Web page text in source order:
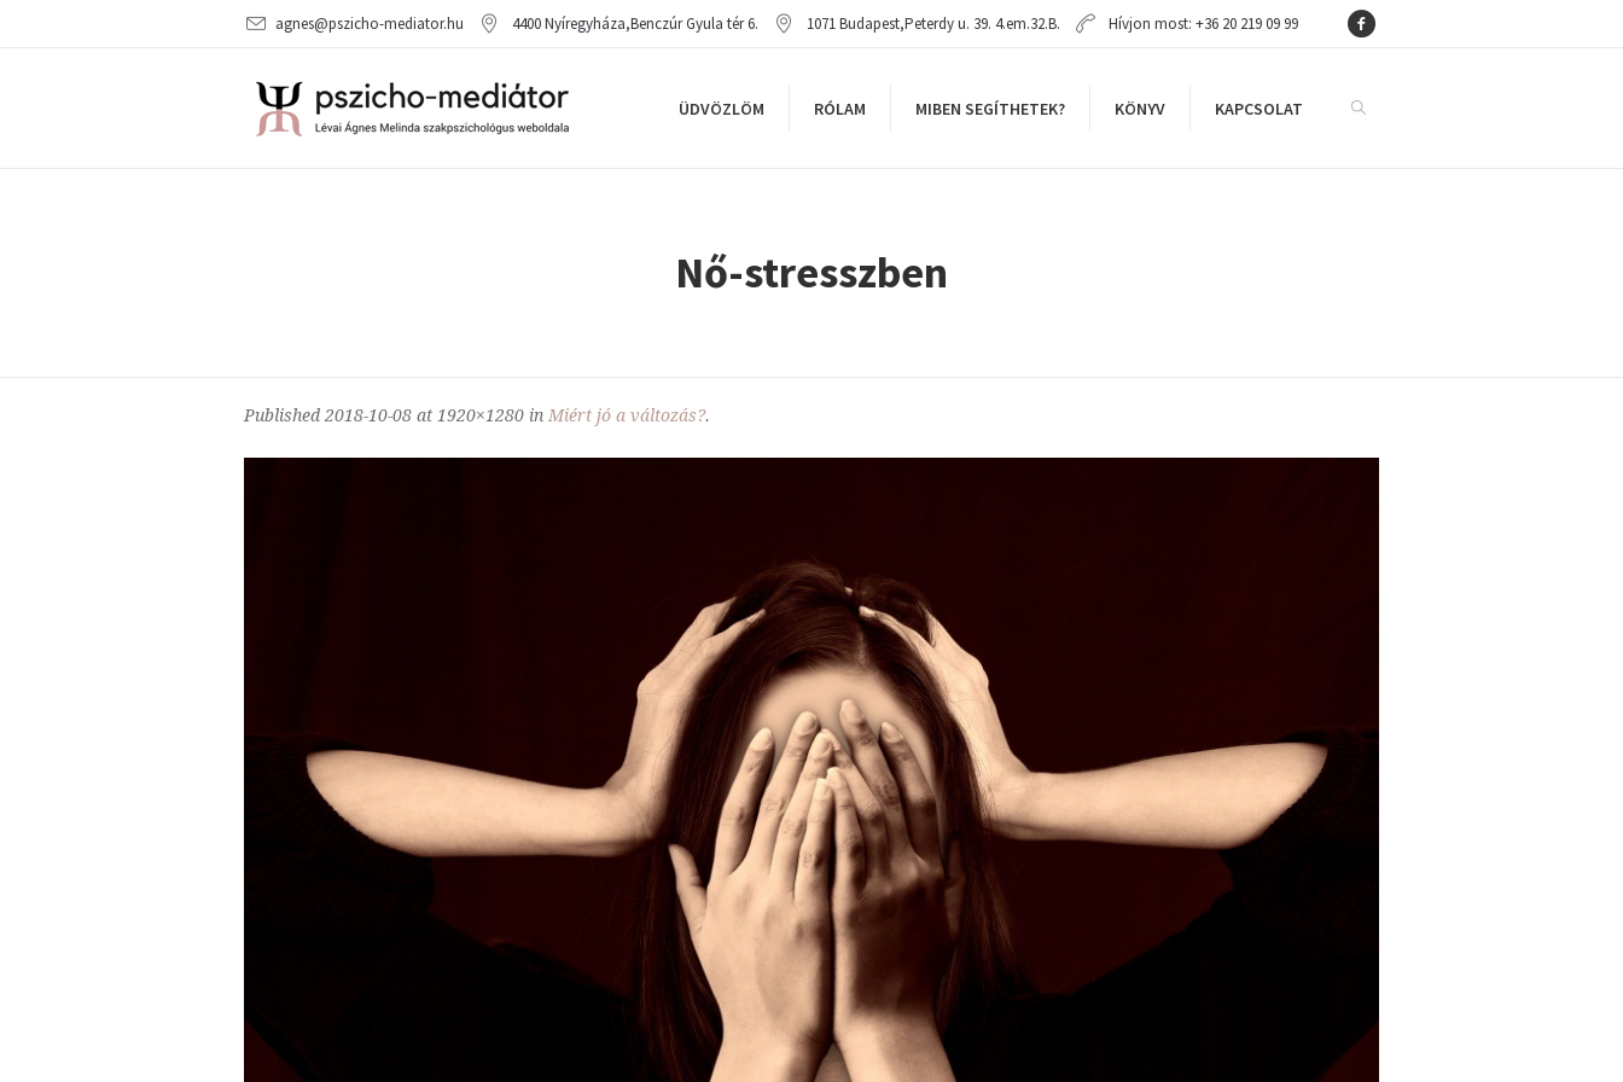
agnes@pszicho-mediator.hu 4400Nyíregyháza,Benczúr Gyula tér 6. 1071Budapest,Peterdy u. 39. 4.em.32.B. Hívjon most: +36 20 219 09 99
ÜDVÖZLÖM RÓLAM MIBEN SEGÍTHETEK? KÖNYV KAPCSOLAT
Nő-stresszben
Published 2018-10-08 at 1920×1280 in Miért jó a változás?.